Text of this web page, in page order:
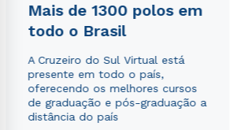
Mais de 1300 polos em
todo o Brasil
A Cruzeiro do Sul Virtual está
presente em todo o país,
oferecendo os melhores cursos
de graduação e pós-graduação a
distância do país